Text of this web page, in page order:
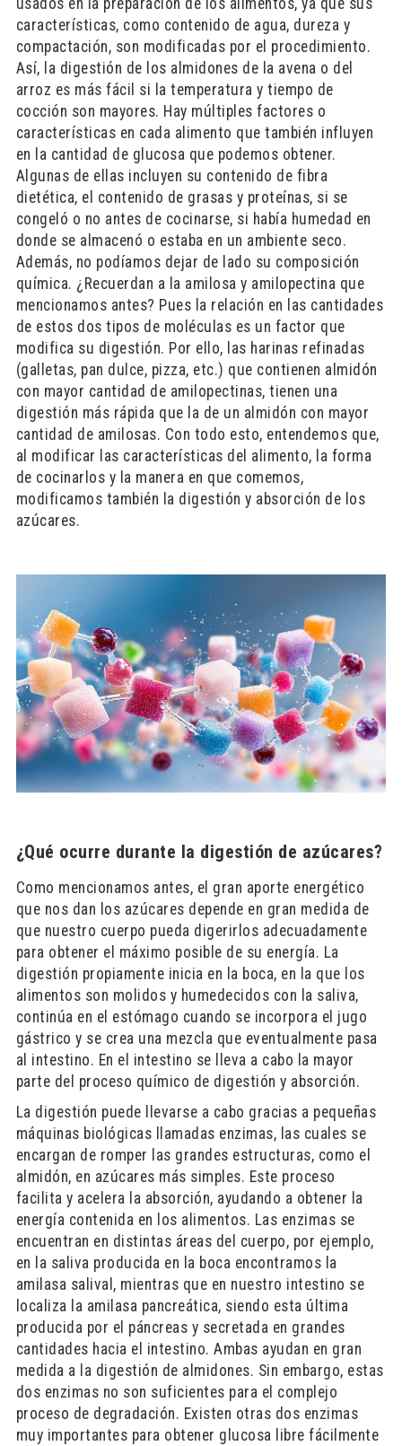
características, como contenido de agua, dureza y
compactación, son modificadas por el procedimiento.
Así, la digestión de los almidones de la avena o del
arroz es más fácil si la temperatura y tiempo de
cocción son mayores. Hay múltiples factores o
características en cada alimento que también influyen
en la cantidad de glucosa que podemos obtener.
Algunas de ellas incluyen su contenido de fibra
dietética, el contenido de grasas y proteínas, si se
congeló o no antes de cocinarse, si había humedad en
donde se almacenó o estaba en un ambiente seco.
Además, no podíamos dejar de lado su composición
química. ¿Recuerdan a la amilosa y amilopectina que
mencionamos antes? Pues la relación en las cantidades
de estos dos tipos de moléculas es un factor que
modifica su digestión. Por ello, las harinas refinadas
(galletas, pan dulce, pizza, etc.) que contienen almidón
con mayor cantidad de amilopectinas, tienen una
digestión más rápida que la de un almidón con mayor
cantidad de amilosas. Con todo esto, entendemos que,
al modificar las características del alimento, la forma
de cocinarlos y la manera en que comemos,
modificamos también la digestión y absorción de los
azúcares.
¿Qué ocurre durante la digestión de azúcares?
Como mencionamos antes, el gran aporte energético
que nos dan los azúcares depende en gran medida de
que nuestro cuerpo pueda digerirlos adecuadamente
para obtener el máximo posible de su energía. La
digestión propiamente inicia en la boca, en la que los
alimentos son molidos y humedecidos con la saliva,
continúa en el estómago cuando se incorpora el jugo
gástrico y se crea una mezcla que eventualmente pasa
al intestino. En el intestino se lleva a cabo la mayor
parte del proceso químico de digestión y absorción.
La digestión puede llevarse a cabo gracias a pequeñas
máquinas biológicas llamadas enzimas, las cuales se
encargan de romper las grandes estructuras, como el
almidón, en azúcares más simples. Este proceso
facilita y acelera la absorción, ayudando a obtener la
energía contenida en los alimentos. Las enzimas se
encuentran en distintas áreas del cuerpo, por ejemplo,
en la saliva producida en la boca encontramos la
amilasa salival, mientras que en nuestro intestino se
localiza la amilasa pancreática, siendo esta última
producida por el páncreas y secretada en grandes
cantidades hacia el intestino. Ambas ayudan en gran
medida a la digestión de almidones. Sin embargo, estas
dos enzimas no son suficientes para el complejo
proceso de degradación. Existen otras dos enzimas
muy importantes para obtener glucosa libre fácilmente